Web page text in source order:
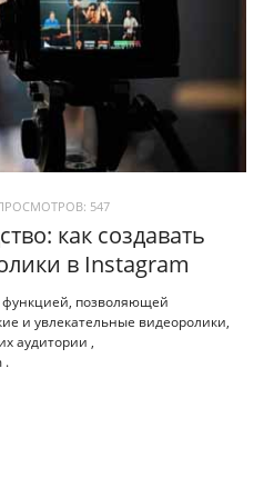
547
как создавать
в Instagram
функцией, позволяющей
и увлекательные видеоролики,
аудитории ,
.